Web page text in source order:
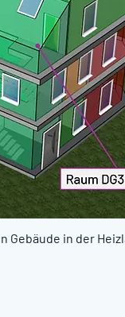
Gebäude in der